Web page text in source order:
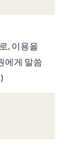
, 이용을
에게 말씀